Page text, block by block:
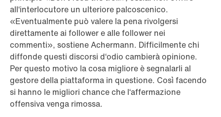
all‘interlocutore un ulteriore palcoscenico.
«Eventualmente può valere la pena rivolgersi
direttamente ai follower e alle follower nei
commenti», sostiene Achermann. Difficilmente chi
diffonde questi discorsi d‘odio cambierà opinione.
Per questo motivo la cosa migliore è segnalarli al
gestore della piattaforma in questione. Così facendo
si hanno le migliori chance che l‘affermazione
offensiva venga rimossa.